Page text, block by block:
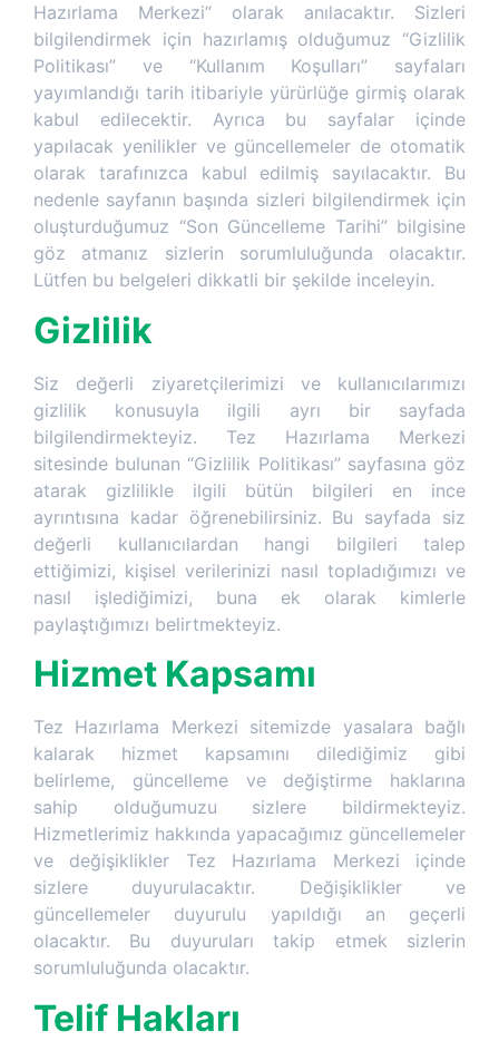
Hazırlama Merkezi” olarak anılacaktır. Sizleri
bilgilendirmek için hazırlamış olduğumuz “Gizlilik
Politikası” ve “Kullanım Koşulları” sayfaları
yayımlandığı tarih itibariyle yürürlüğe girmiş olarak
kabul edilecektir. Ayrıca bu sayfalar içinde
yapılacak yenilikler ve güncellemeler de otomatik
olarak tarafınızca kabul edilmiş sayılacaktır. Bu
nedenle sayfanın başında sizleri bilgilendirmek için
oluşturduğumuz “Son Güncelleme Tarihi” bilgisine
göz atmanız sizlerin sorumluluğunda olacaktır.
Lütfen bu belgeleri dikkatli bir şekilde inceleyin.
Gizlilik
Siz değerli ziyaretçilerimizi ve kullanıcılarımızı
gizlilik konusuyla ilgili ayrı bir sayfada
bilgilendirmekteyiz. Tez Hazırlama Merkezi
sitesinde bulunan “Gizlilik Politikası” sayfasına göz
atarak gizlilikle ilgili bütün bilgileri en ince
ayrıntısına kadar öğrenebilirsiniz. Bu sayfada siz
değerli kullanıcılardan hangi bilgileri talep
ettiğimizi, kişisel verilerinizi nasıl topladığımızı ve
nasıl işlediğimizi, buna ek olarak kimlerle
paylaştığımızı belirtmekteyiz.
Hizmet Kapsamı
Tez Hazırlama Merkezi sitemizde yasalara bağlı
kalarak hizmet kapsamını dilediğimiz gibi
belirleme, güncelleme ve değiştirme haklarına
sahip olduğumuzu sizlere bildirmekteyiz.
Hizmetlerimiz hakkında yapacağımız güncellemeler
ve değişiklikler Tez Hazırlama Merkezi içinde
sizlere duyurulacaktır. Değişiklikler ve
güncellemeler duyurulu yapıldığı an geçerli
olacaktır. Bu duyuruları takip etmek sizlerin
sorumluluğunda olacaktır.
Telif Hakları